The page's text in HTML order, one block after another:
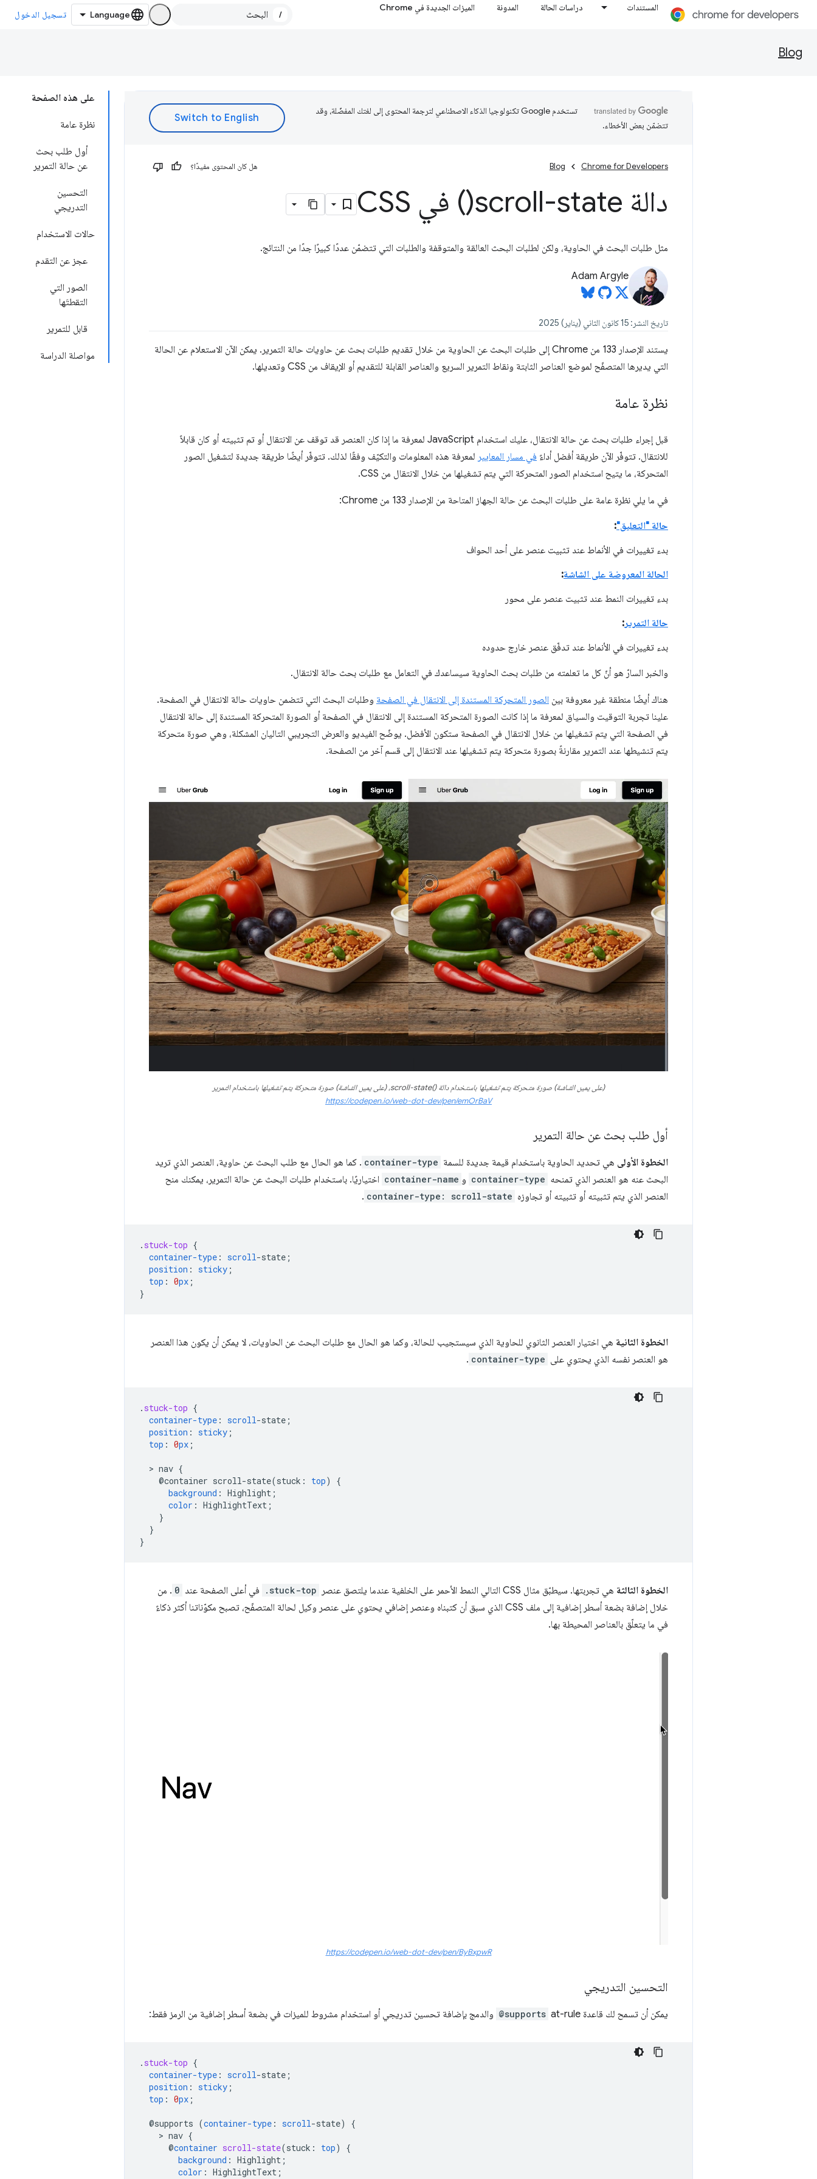
المستندات دراسات الحالة المدونة الميزات الجديدة في Chrome
/ تسجيل الدخول
Blog
على هذه الصفحة
نظرة عامة
أول طلب بحث
عن حالة التمرير
التحسين
التدريجي
حالات الاستخدام
عجز عن التقدم
الصور التي
التقطتَها
قابل للتمرير
مواصلة الدراسة
تستخدم Google تكنولوجيا الذكاء الاصطناعي لترجمة المحتوى إلى لغتك المفضّلة، وقد
تتضمّن بعض الأخطاء.
Chrome for Developers
Blog هل كان المحتوى مفيدًا؟
دالة scroll-state( ) في CSS
مثل طلبات البحث في الحاوية، ولكن لطلبات البحث العالقة والمتوقفة والطلبات التي تتضمّن عددًا كبيرًا جدًا من النتائج.
Adam Argyle
تاريخ النشر: 15 كانون الثاني (يناير) 2025
يستند الإصدار 133 من Chrome إلى طلبات البحث عن الحاوية من خلال تقديم طلبات بحث عن حاويات حالة التمرير. يمكن الآن الاستعلام عن الحالة
التي يديرها المتصفّح لموضع العناصر الثابتة ونقاط التمرير السريع والعناصر القابلة للتقديم أو الإيقاف من CSS وتعديلها.
نظرة عامة
قبل إجراء طلبات بحث عن حالة الانتقال، عليك استخدام JavaScript لمعرفة ما إذا كان العنصر قد توقف عن الانتقال أو تم تثبيته أو كان قابلاً
للانتقال. تتوفّر الآن طريقة أفضل أداءً في مسار المعايير لمعرفة هذه المعلومات والتكيّف وفقًا لذلك. تتوفّر أيضًا طريقة جديدة لتشغيل الصور
المتحركة، ما يتيح استخدام الصور المتحركة التي يتم تشغيلها من خلال الانتقال من CSS.
في ما يلي نظرة عامة على طلبات البحث عن حالة الجهاز المتاحة من الإصدار 133 من Chrome:
حالة "التعليق":
بدء تغييرات في الأنماط عند تثبيت عنصر على أحد الحواف
الحالة المعروضة على الشاشة:
بدء تغييرات النمط عند تثبيت عنصر على محور
حالة التمرير:
بدء تغييرات في الأنماط عند تدفّق عنصر خارج حدوده
والخبر السارّ هو أنّ كل ما تعلمته من طلبات بحث الحاوية سيساعدك في التعامل مع طلبات بحث حالة الانتقال.
هناك أيضًا منطقة غير معروفة بين الصور المتحركة المستندة إلى الانتقال في الصفحة وطلبات البحث التي تتضمن حاويات حالة الانتقال في الصفحة.
علينا تجربة التوقيت والسياق لمعرفة ما إذا كانت الصورة المتحركة المستندة إلى الانتقال في الصفحة أو الصورة المتحركة المستندة إلى حالة الانتقال
في الصفحة التي يتم تشغيلها من خلال الانتقال في الصفحة ستكون الأفضل. يوضّح الفيديو والعرض التجريبي التاليان المشكلة، وهي صورة متحركة
يتم تنشيطها عند التمرير مقارنةً بصورة متحركة يتم تشغيلها عند الانتقال إلى قسم آخر من الصفحة.
(على يمين الشاشة) صورة متحركة يتم تشغيلها باستخدام دالة scroll-state()‎، (على يمين الشاشة) صورة متحركة يتم تشغيلها باستخدام التمرير
https://codepen.io/web-dot-dev/pen/emOrBaV
أول طلب بحث عن حالة التمرير
الخطوة الأولى هي تحديد الحاوية باستخدام قيمة جديدة للسمة container-type . كما هو الحال مع طلب البحث عن حاوية، العنصر الذي تريد
البحث عنه هو العنصر الذي تمنحه container-type و container-name اختياريًا. باستخدام طلبات البحث عن حالة التمرير، يمكنك منح
العنصر الذي يتم تثبيته أو تثبيته أو تجاوزه container-type: scroll-state
.
. stuck-top {
container-type : scroll-state ;
position : sticky ;
top : 0px ;
}
الخطوة الثانية هي اختيار العنصر الثانوي للحاوية الذي سيستجيب للحالة، وكما هو الحال مع طلبات البحث عن الحاويات، لا يمكن أن يكون هذا العنصر
هو العنصر نفسه الذي يحتوي على container-type
.
. stuck-top {
container-type : scroll-state ;
position : sticky ;
top : 0px ;
  >
nav {
@container scroll-state(stuck : top)
{
background : Highlight ;
color : HighlightText ;
}
}
}
الخطوة الثالثة هي تجربتها. سيطبّق مثال CSS التالي النمط الأحمر على الخلفية عندما يلتصق عنصر .stuck-top في أعلى الصفحة عند 0 . من
خلال إضافة بضعة أسطر إضافية إلى ملف CSS الذي سبق أن كتبناه وعنصر إضافي يحتوي على عنصر وكيل لحالة المتصفّح، تصبح مكوّناتنا أكثر ذكاءً
في ما يتعلّق بالعناصر المحيطة بها.
https://codepen.io/web-dot-dev/pen/ByBxpwR
التحسين التدريجي
يمكن أن تسمح لك قاعدة at-rule‏ @supports والدمج بإضافة تحسين تدريجي أو استخدام مشروط للميزات في بضعة أسطر إضافية من الرمز فقط:
. stuck-top {
container-type : scroll-state ;
position : sticky ;
top : 0px ;
@supports (container-type : scroll-state)
{
    >
nav {
@container scroll-state(stuck : top)
{
background : Highlight ;
color : HighlightText ;